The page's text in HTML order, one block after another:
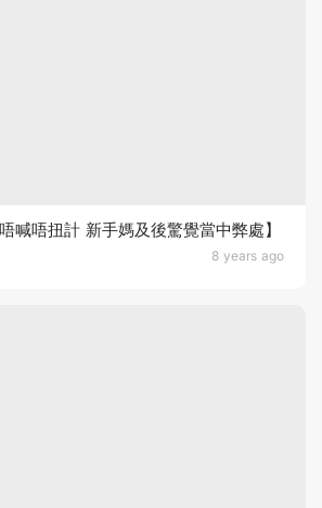
8 years ago
喊唔扭計 新手媽及後驚覺當中弊處】